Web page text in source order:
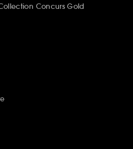
Concurs Gold